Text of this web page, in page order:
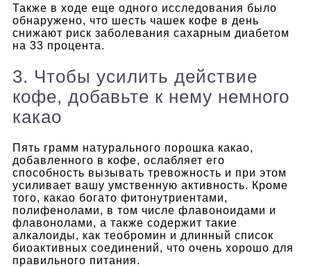
Также в ходе еще одного исследования было
обнаружено, что шесть чашек кофе в день
снижают риск заболевания сахарным диабетом
на 33 процента.
3. Чтобы усилить действие
кофе, добавьте к нему немного
какао
Пять грамм натурального порошка какао,
добавленного в кофе, ослабляет его
способность вызывать тревожность и при этом
усиливает вашу умственную активность. Кроме
того, какао богато фитонутриентами,
полифенолами, в том числе флавоноидами и
флавонолами, а также содержит такие
алкалоиды, как теобромин и длинный список
биоактивных соединений, что очень хорошо для
правильного питания.